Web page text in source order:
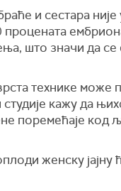
и сестара није
што значи да се
технике може
студије кажу да
поремећаје код
женску јајну